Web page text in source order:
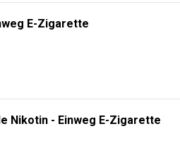
E-Zigarette
Nikotin - Einweg E-Zigarette